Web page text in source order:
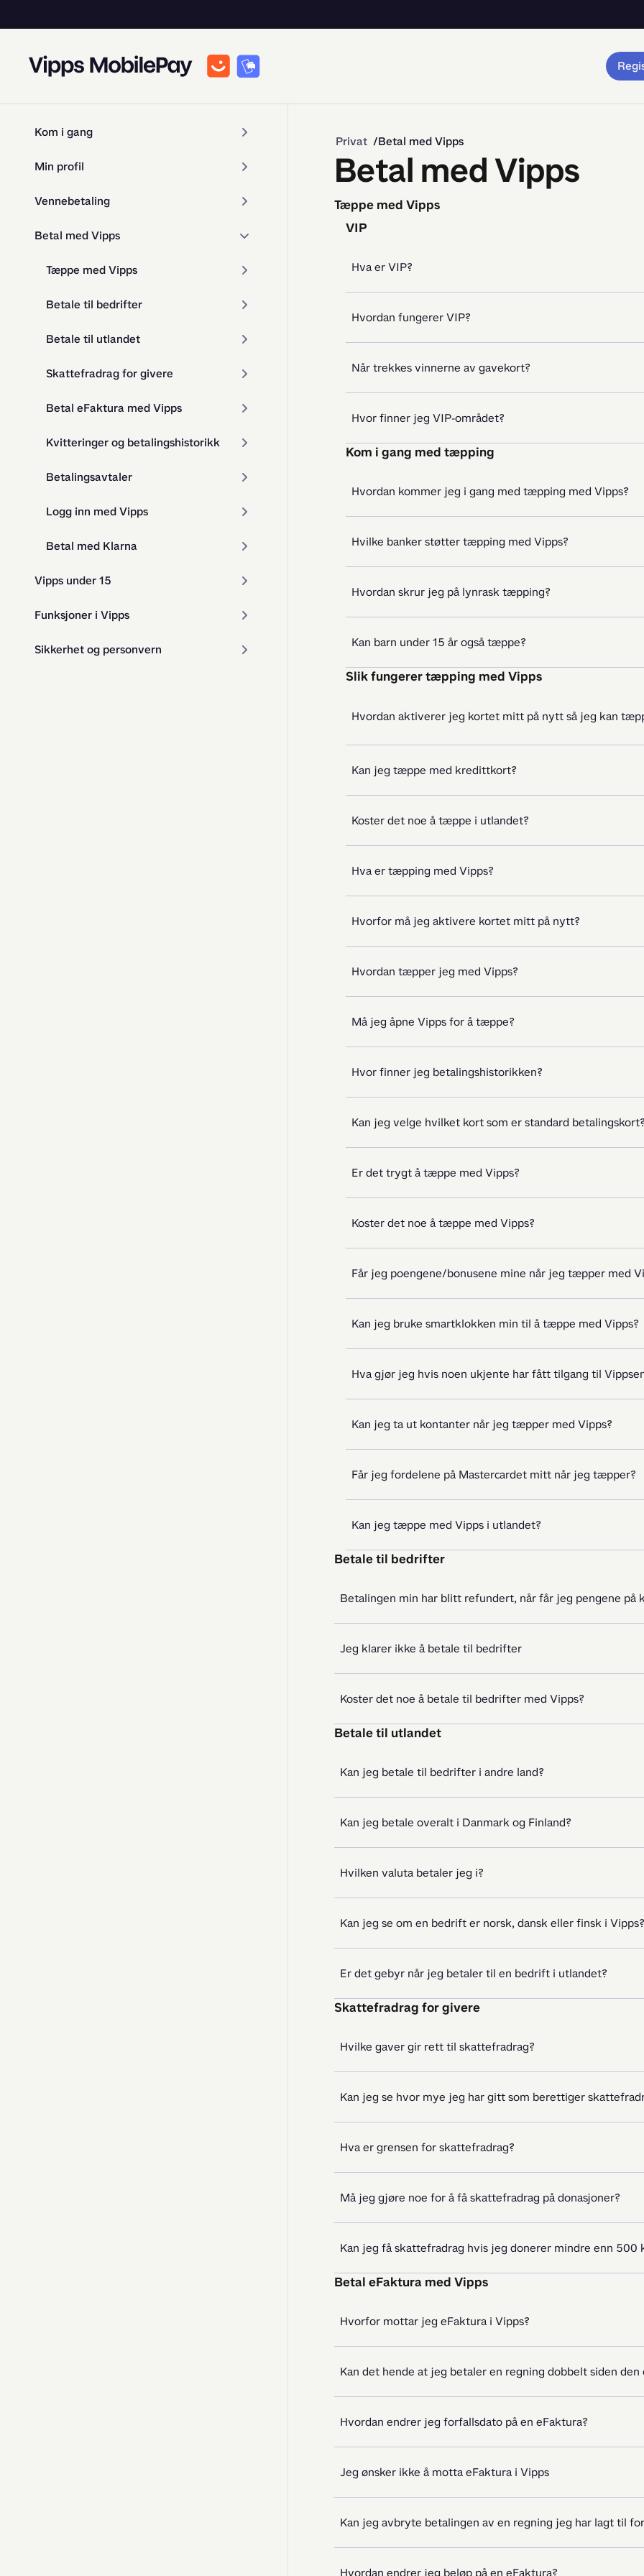
Kom i gang
Min profil
Vennebetaling
Betal med Vipps
Tæppe med Vipps
Betale til bedrifter
Betale til utlandet
Skattefradrag for givere
Betal eFaktura med Vipps
Kvitteringer og betalingshistorikk
Betalingsavtaler
Logg inn med Vipps
Betal med Klarna
Vipps under 15
Funksjoner i Vipps
Sikkerhet og personvern
Privat Betal med Vipps
Betal med Vipps
Tæppe med Vipps
VIP
Hva er VIP?
Hvordan fungerer VIP?
Når trekkes vinnerne av gavekort?
Hvor finner jeg VIP-området?
Kom i gang med tæpping
Hvordan kommer jeg i gang med tæpping med Vipps?
Hvilke banker støtter tæpping med Vipps?
Hvordan skrur jeg på lynrask tæpping?
Kan barn under 15 år også tæppe?
Slik fungerer tæpping med Vipps
Hvordan aktiverer jeg kortet mitt på nytt så jeg kan
Kan jeg tæppe med kredittkort?
Koster det noe å tæppe i utlandet?
Hva er tæpping med Vipps?
Hvorfor må jeg aktivere kortet mitt på nytt?
Hvordan tæpper jeg med Vipps?
Må jeg åpne Vipps for å tæppe?
Hvor finner jeg betalingshistorikken?
Kan jeg velge hvilket kort som er standard
Er det trygt å tæppe med Vipps?
Koster det noe å tæppe med Vipps?
Får jeg poengene/bonusene mine når jeg tæpper med
Kan jeg bruke smartklokken min til å tæppe med Vipps?
Hva gjør jeg hvis noen ukjente har fått tilgang til
Kan jeg ta ut kontanter når jeg tæpper med Vipps?
Får jeg fordelene på Mastercardet mitt når jeg tæpper?
Kan jeg tæppe med Vipps i utlandet?
Betale til bedrifter
Betalingen min har blitt refundert, når får jeg pengene på
Jeg klarer ikke å betale til bedrifter
Koster det noe å betale til bedrifter med Vipps?
Betale til utlandet
Kan jeg betale til bedrifter i andre land?
Kan jeg betale overalt i Danmark og Finland?
Hvilken valuta betaler jeg i?
Kan jeg se om en bedrift er norsk, dansk eller finsk i Vipps?
Er det gebyr når jeg betaler til en bedrift i utlandet?
Skattefradrag for givere
Hvilke gaver gir rett til skattefradrag?​
Kan jeg se hvor mye jeg har gitt som berettiger
Hva er grensen for skattefradrag?​
Må jeg gjøre noe for å få skattefradrag på donasjoner?
Kan jeg få skattefradrag hvis jeg donerer mindre enn 500
Betal eFaktura med Vipps
Hvorfor mottar jeg eFaktura i Vipps?
Kan det hende at jeg betaler en regning dobbelt siden
Hvordan endrer jeg forfallsdato på en eFaktura?
Jeg ønsker ikke å motta eFaktura i Vipps
Kan jeg avbryte betalingen av en regning jeg har lagt til
Hvordan endrer jeg beløp på en eFaktura?